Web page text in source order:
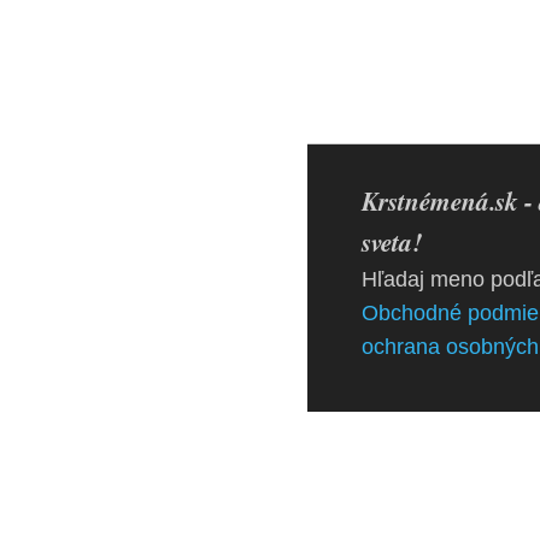
Krstnémená.sk
sveta!
Hľadaj meno
Obchodné
ochrana